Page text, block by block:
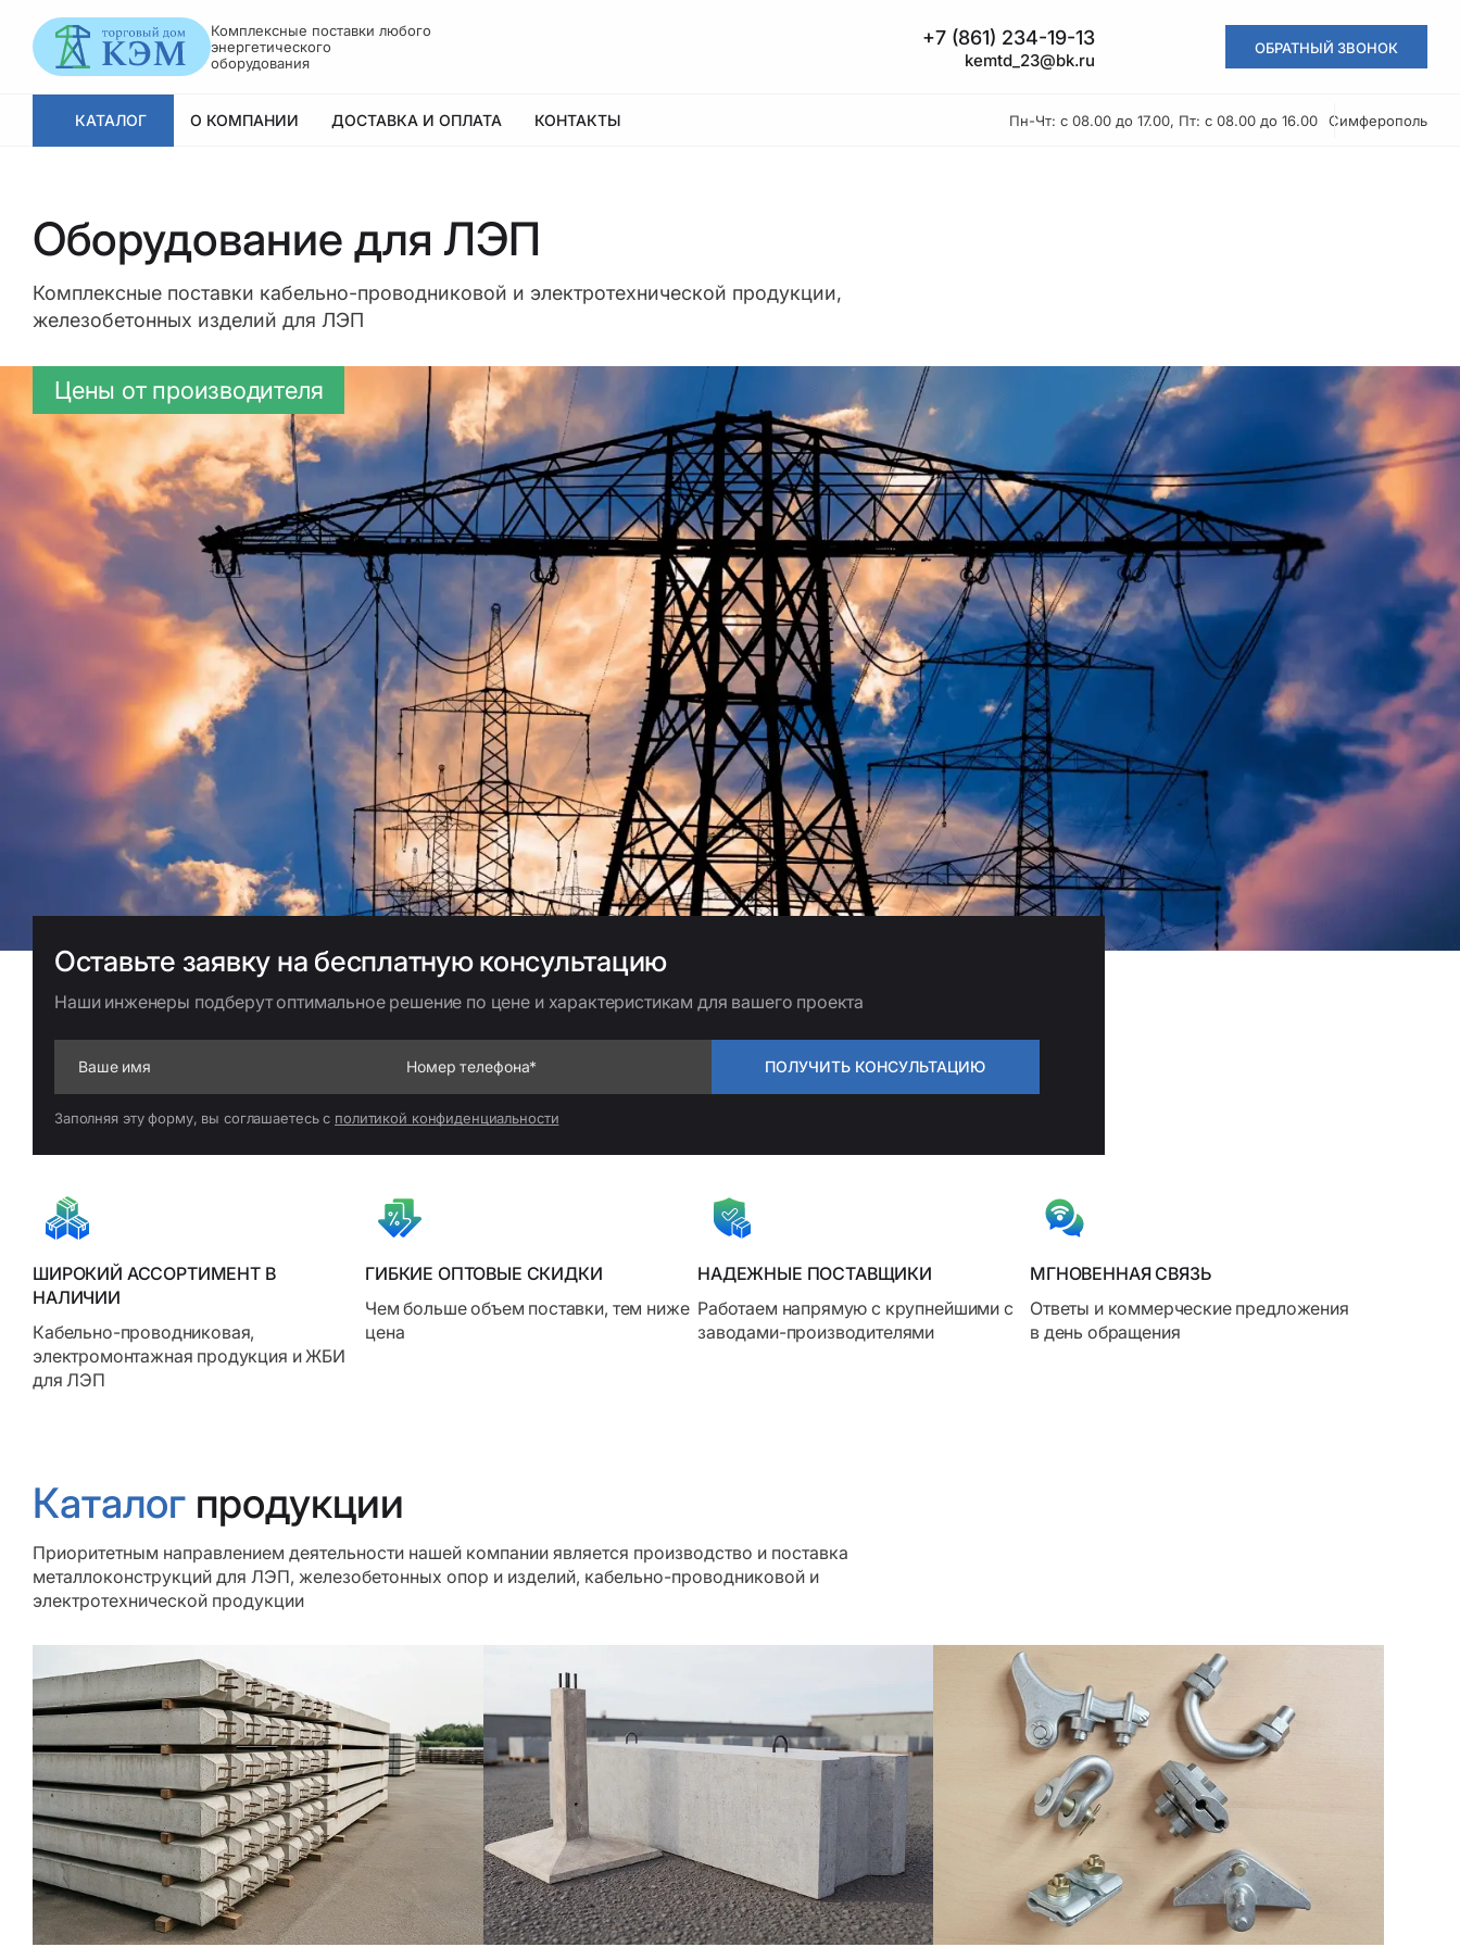
Комплексные поставки любого
энергетического
оборудования
+7 (861) 234-19-13
kemtd_23@bk.ru
ОБРАТНЫЙ ЗВОНОК
КАТАЛОГ О КОМПАНИИ ДОСТАВКА И ОПЛАТА КОНТАКТЫ Пн-Чт: с 08.00 до 17.00, Пт: с 08.00 до 16.00 Симферополь
Оборудование для ЛЭП
Комплексные поставки кабельно-проводниковой и электротехнической продукции,
железобетонных изделий для ЛЭП
Цены от производителя
Оставьте заявку на бесплатную консультацию
Наши инженеры подберут оптимальное решение по цене и характеристикам для вашего проекта
ПОЛУЧИТЬ КОНСУЛЬТАЦИЮ
Заполняя эту форму, вы соглашаетесь с политикой конфиденциальности
ШИРОКИЙ АССОРТИМЕНТ В
НАЛИЧИИ
Кабельно-проводниковая,
электромон­тажная продукция и ЖБИ
для ЛЭП
ГИБКИЕ ОПТОВЫЕ СКИДКИ
Чем больше объем поставки, тем ниже
цена
НАДЕЖНЫЕ ПОСТАВЩИКИ
Работаем напрямую с крупнейшими с
заводами-производителями
МГНОВЕННАЯ СВЯЗЬ
Ответы и коммерческие предложения
в день обращения
Каталог продукции
Приоритетным направлением деятельности нашей компании является производство и поставка
металлоконструкций для ЛЭП, железобетонных опор и изделий, кабельно-проводниковой и
электротехнической продукции